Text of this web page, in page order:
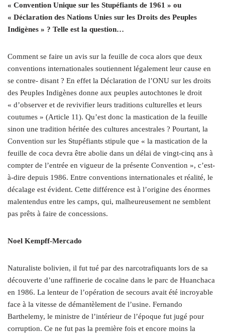
« Convention Unique sur les Stupéfiants de 1961 » ou
« Déclaration des Nations Unies sur les Droits des Peuples
Indigènes » ? Telle est la question…
Comment se faire un avis sur la feuille de coca alors que deux
conventions internationales soutiennent légalement leur cause en
se contre- disant ? En effet la Déclaration de l’ONU sur les droits
des Peuples Indigènes donne aux peuples autochtones le droit
« d’observer et de revivifier leurs traditions culturelles et leurs
coutumes » (Article 11). Qu’est donc la mastication de la feuille
sinon une tradition héritée des cultures ancestrales ? Pourtant, la
Convention sur les Stupéfiants stipule que « la mastication de la
feuille de coca devra être abolie dans un délai de vingt-cinq ans à
compter de l’entrée en vigueur de la présente Convention », c’est-
à-dire depuis 1986. Entre conventions internationales et réalité, le
décalage est évident. Cette différence est à l’origine des énormes
malentendus entre les camps, qui, malheureusement ne semblent
pas prêts à faire de concessions.
Noel Kempff-Mercado
Naturaliste bolivien, il fut tué par des narcotrafiquants lors de sa
découverte d’une raffinerie de cocaïne dans le parc de Huanchaca
en 1986. La lenteur de l’opération de secours avait été incroyable
face à la vitesse de démantèlement de l’usine. Fernando
Barthelemy, le ministre de l’intérieur de l’époque fut jugé pour
corruption. Ce ne fut pas la première fois et encore moins la